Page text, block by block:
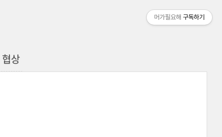
협상
머가필요해 구독하기